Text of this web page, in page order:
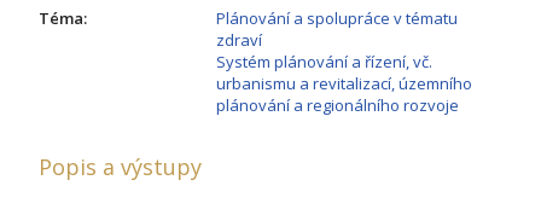
Téma:
Plánování a spolupráce v tématu
zdraví
Systém plánování a řízení, vč.
urbanismu a revitalizací, územního
plánování a regionálního rozvoje
Popis a výstupy